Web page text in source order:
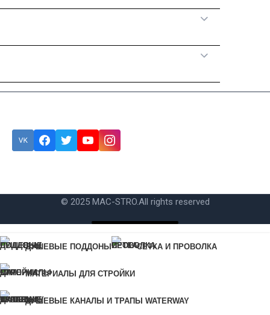
ДУШЕВЫЕ ПОДДОНЫ СЕТКА И ПРОВОЛКА
МАТЕРИАЛЫ ДЛЯ СТРОЙКИ
ДУШЕВЫЕ КАНАЛЫ И ТРАПЫ WATERWAY
© 2025 MAC-STRO.All rights reserved
Купить в 1 клик
Для быстрого заказа укажите свой номер телефона, мы свяжемся
Ошибка:Контактная форма не найдена.